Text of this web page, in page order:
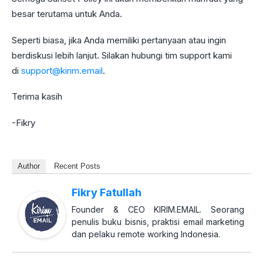
besar terutama untuk Anda.
Seperti biasa, jika Anda memiliki pertanyaan atau ingin
berdiskusi lebih lanjut. Silakan hubungi tim support kami
di support@kirim.email.
Terima kasih
-Fikry
Author Recent Posts
Fikry Fatullah
Founder & CEO KIRIM.EMAIL. Seorang
penulis buku bisnis, praktisi email marketing
dan pelaku remote working Indonesia.